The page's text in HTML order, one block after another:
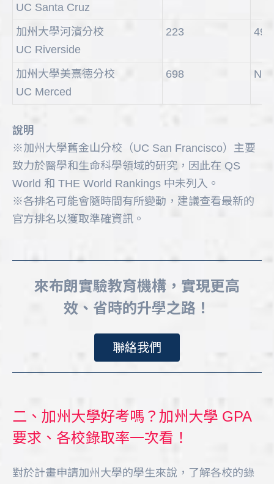
UC Santa Cruz
加州大學河濱分校
UC Riverside
223 497
加州大學美熹德分校
UC Merced
698 N/A
說明
※加州大學舊金山分校（UC San Francisco）主要
致力於醫學和生命科學領域的研究，因此在 QS
World 和 THE World Rankings 中未列入。
※各排名可能會隨時間有所變動，建議查看最新的
官方排名以獲取準確資訊。
來布朗實驗教育機構，實現更高
效、省時的升學之路！
聯絡我們
二、加州大學好考嗎？加州大學 GPA
要求、各校錄取率一次看！
對於計畫申請加州大學的學生來說，了解各校的錄